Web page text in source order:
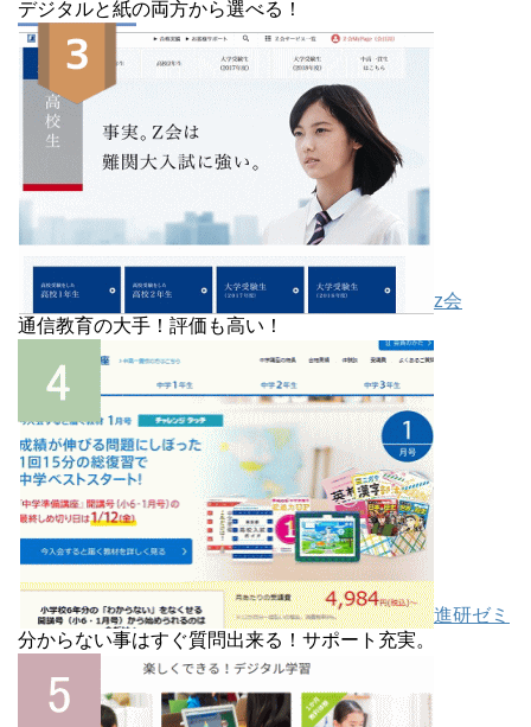
デジタルと紙の両方から選べる！
z会
通信教育の大手！評価も高い！
進研ゼミ
分からない事はすぐ質問出来る！サポート充実。